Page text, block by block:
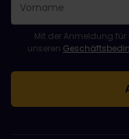
Sie haben sich
Das Feld „E-Mail-
Diese E-Mail-Adresse
Beim Abonnieren des
Du hast diesen
Bitte stimme den
Mit der Anmeldung
unseren